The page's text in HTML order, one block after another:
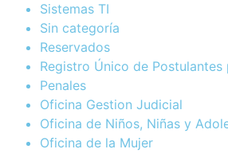
Sistemas TI
Sin categoría
Reservados
Registro Único de
Penales
Oficina Gestion Judicial
Oficina de Niños, Niñas y
Oficina de la Mujer